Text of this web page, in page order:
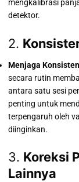
mengkalibrasi
detektor.
2.
Menjaga
secara rutin
antara satu sesi
penting untuk
terpengaruh oleh
diinginkan.
3. Koreksi
Lainnya